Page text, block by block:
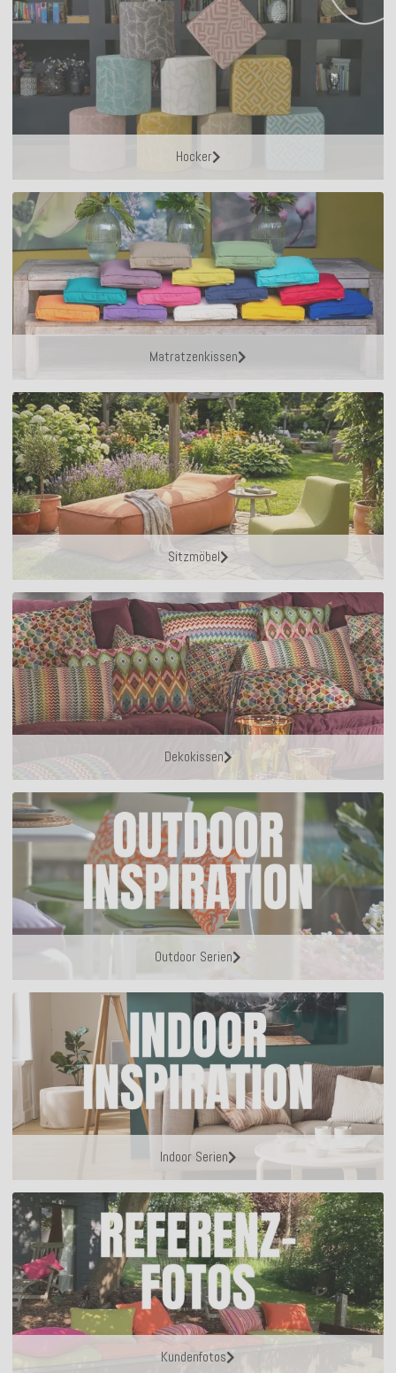
Hocker
Matratzenkissen
Sitzmöbel
Dekokissen
Outdoor Serien
Indoor Serien
Kundenfotos